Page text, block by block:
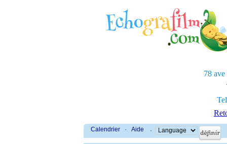
78 ave
Calendrier · Aide ·